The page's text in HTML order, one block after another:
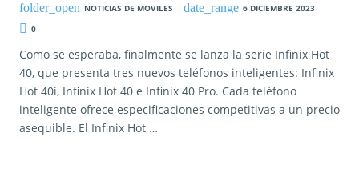
NOTICIAS DE MOVILES
6 DICIEMBRE 2023
0
Como se esperaba, finalmente se lanza la serie Infinix Hot
40, que presenta tres nuevos teléfonos inteligentes: Infinix
Hot 40i, Infinix Hot 40 e Infinix 40 Pro. Cada teléfono
inteligente ofrece especificaciones competitivas a un precio
asequible. El Infinix Hot …